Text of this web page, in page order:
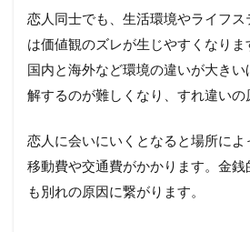
恋人同士でも、生活環境やライフ
は価値観のズレが生じやすくなりま
国内と海外など環境の違いが大き
解するのが難しくなり、すれ違いの
恋人に会いにいくとなると場所に
移動費や交通費がかかります。金銭
も別れの原因に繋がります。